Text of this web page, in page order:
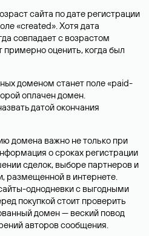
сайта по дате регистрации
«created». Хотя дата
совпадает с возрастом
примерно оценить, когда был
доменом станет поле «paid-
оплачен домен.
датой окончания
домена важно не только при
о сроках регистрации
сделок, выборе партнеров и
размещенной в интернете.
однодневки с выгодными
покупкой стоит проверить
домен — веский повод
авторов сообщения.